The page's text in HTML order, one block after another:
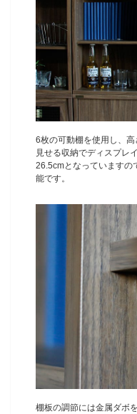
6枚の可動棚を使用し、高
見せる収納でディスプレ
26.5cmとなっていますの
能です。
棚板の調節には金属ダボ